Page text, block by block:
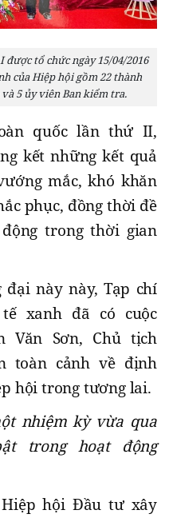
tổ chức ngày 15/04/2016
của Hiệp hội gồm 22 thành
5 ủy viên Ban kiểm tra.
quốc lần thứ II,
kết những kết quả
mắc, khó khăn
phục, đồng thời đề
trong thời gian
này này, Tạp chí
xanh đã có cuộc
Văn Sơn, Chủ tịch
toàn cảnh về định
hội trong tương lai.
nhiệm kỳ vừa qua
trong hoạt động
hội Đầu tư xây